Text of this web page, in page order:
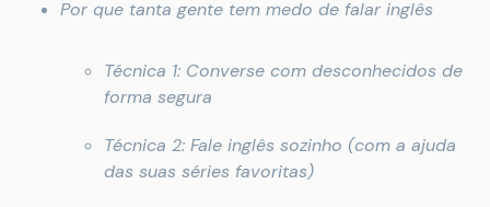
Por que tanta gente tem medo de falar inglês
Técnica 1: Converse com desconhecidos de
forma segura
Técnica 2: Fale inglês sozinho (com a ajuda
das suas séries favoritas)